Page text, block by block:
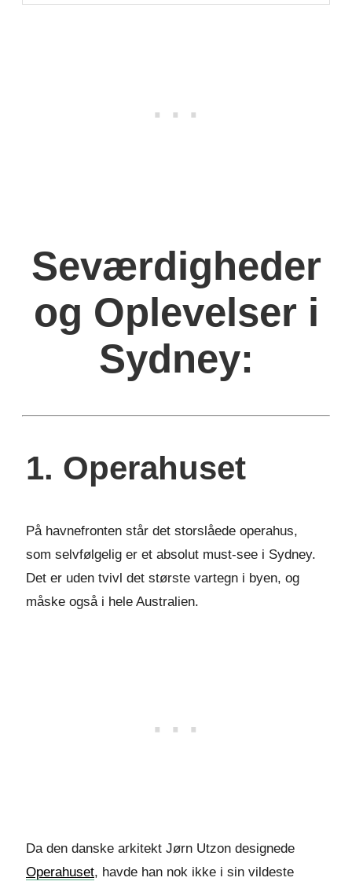
Seværdigheder
og Oplevelser i
Sydney:
1. Operahuset
På havnefronten står det storslåede operahus,
som selvfølgelig er et absolut must-see i Sydney.
Det er uden tvivl det største vartegn i byen, og
måske også i hele Australien.
Da den danske arkitekt Jørn Utzon designede
Operahuset, havde han nok ikke i sin vildeste